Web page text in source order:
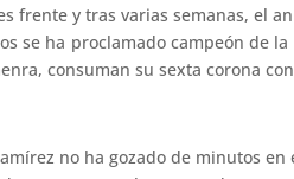
frente y tras varias semanas, el
se ha proclamado campeón de
consuman su sexta corona
no ha gozado de minutos